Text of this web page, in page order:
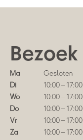
Ma
Gesloten
Di
10:00 –
Wo
10:00 –
Do
10:00 –
Vr
10:00 –
Za
10:00 –